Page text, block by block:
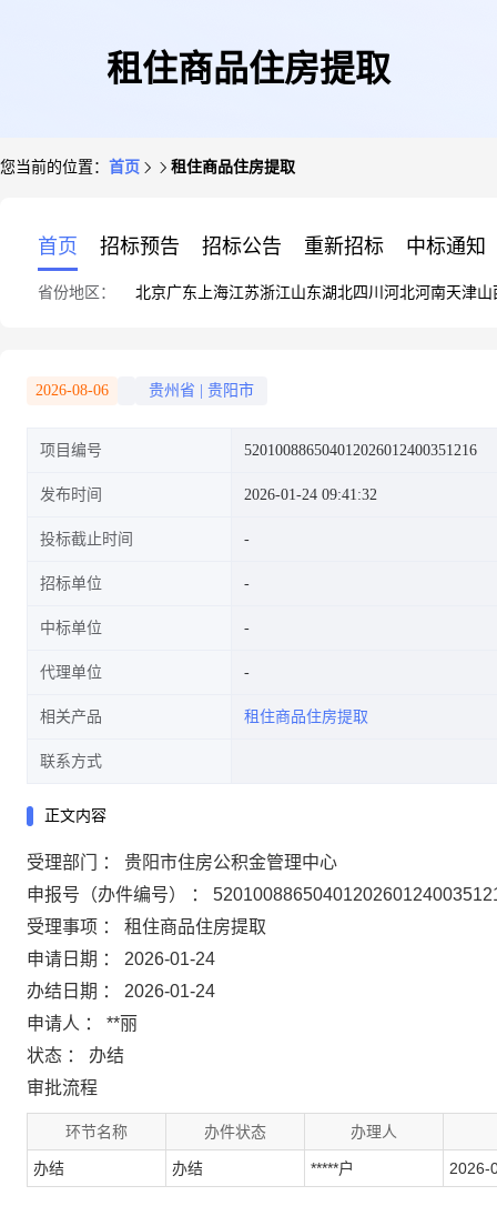
租住商品住房提取
您当前的位置： 首页 租住商品住房提取
首页 招标预告 招标公告 重新招标 中标通知
省份地区： 北京广东 上海江苏浙江山东湖北四川 河北河南天津山
2026-08-06 贵州省 贵阳市
项目编号 520100886504012026012400351216
发布时间 2026-01-24 09:41:32
投标截止时间
招标单位
中标单位
代理单位
相关产品 租住商品住房提取
联系方式
正文内容
受理部门 ： 贵阳市住房公积金管理中心
申报号（办件编号） ：
受理事项 ： 租住商品住房提取
申请日期 ： 2026-01-24
办结日期 ： 2026-01-24
申请人 ： **丽
状态 ： 办结
审批流程
环节名称 办件状态 办理人
办结 办结 *****户 2026-